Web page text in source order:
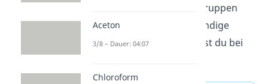
weiteren Alkyl- oder Arylgruppen
verknüpft ist. Eine endständige
Carbonylgruppe CO findest du bei
Aceton
3/8 – Dauer: 04:07
Chloroform